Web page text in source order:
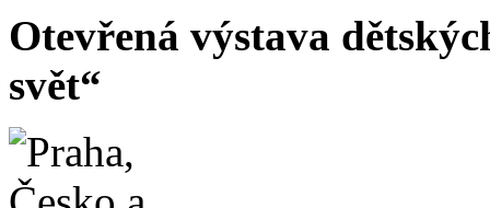
Otevřená výstava
svět“